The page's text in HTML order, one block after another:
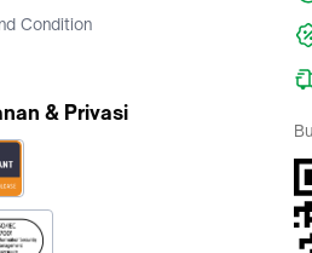
Condition
& Privasi